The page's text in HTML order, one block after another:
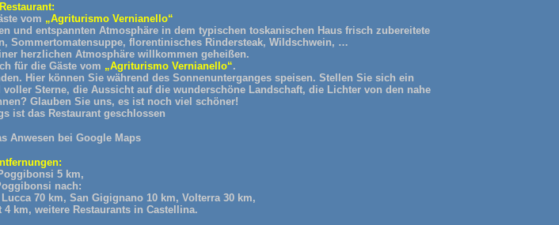
Restaurant:
vom „Agriturismo Vernianello“
und entspannten Atmosphäre in dem typischen toskanischen Haus frisch zubereitete
Sommertomatensuppe, florentinisches Rindersteak, Wildschwein, …
herzlichen Atmosphäre willkommen geheißen.
für die Gäste vom „Agriturismo Vernianello“.
Hier können Sie während des Sonnenunterganges speisen. Stellen Sie sich ein
Sterne, die Aussicht auf die wunderschöne Landschaft, die Lichter von den nahe
Glauben Sie uns, es ist noch viel schöner!
ist das Restaurant geschlossen
Anwesen bei Google Maps
5 km,
nach:
70 km, San Gigignano 10 km, Volterra 30 km,
4 km, weitere Restaurants in Castellina.